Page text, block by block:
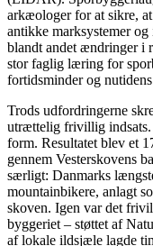
arkæologer for at sikre,
antikke marksystemer
blandt andet ændringer i
stor faglig læring for
fortidsminder og
Trods udfordringerne
utrættelig frivillig indsats.
form. Resultatet blev et
gennem Vesterskovens
særligt: Danmarks
mountainbikere, anlagt
skoven. Igen var det
byggeriet – støttet af
af lokale ildsjæle lagde